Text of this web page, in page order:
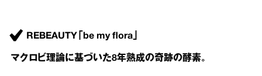
REBEAUTY「be my flora」
マクロビ理論に基づいた8年熟成の奇跡の酵素。